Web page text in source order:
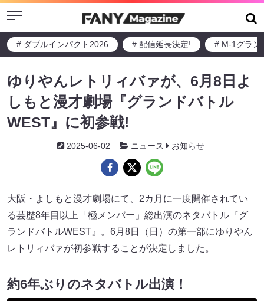
Menu
# ダブルインパクト2026 # 配信延長決定! # M-1グラン
ゆりやんレトリィバァが、6月8日よ
しもと漫才劇場『グランドバトル
WEST』に初参戦!
2025-06-02 ニュース お知らせ
大阪・よしもと漫才劇場にて、2カ月に一度開催されてい
る芸歴8年目以上「極メンバー」総出演のネタバトル『グ
ランドバトルWEST』。6月8日（日）の第一部にゆりやん
レトリィバァが初参戦することが決定しました。
約6年ぶりのネタバトル出演！